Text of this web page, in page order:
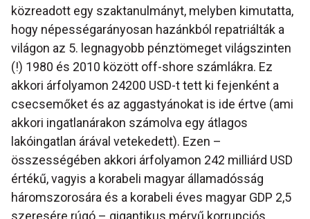
közreadott egy szaktanulmányt, melyben kimutatta,
hogy népességarányosan hazánkból repatriálták a
világon az 5. legnagyobb pénztömeget világszinten
(!) 1980 és 2010 között off-shore számlákra. Ez
akkori árfolyamon 24200 USD-t tett ki fejenként a
csecsemőket és az aggastyánokat is ide értve (ami
akkori ingatlanárakon számolva egy átlagos
lakóingatlan árával vetekedett). Ezen –
összességében akkori árfolyamon 242 milliárd USD
értékű, vagyis a korabeli magyar államadósság
háromszorosára és a korabeli éves magyar GDP 2,5
szeresére rúgó – gigantikus mérvű korrupciós